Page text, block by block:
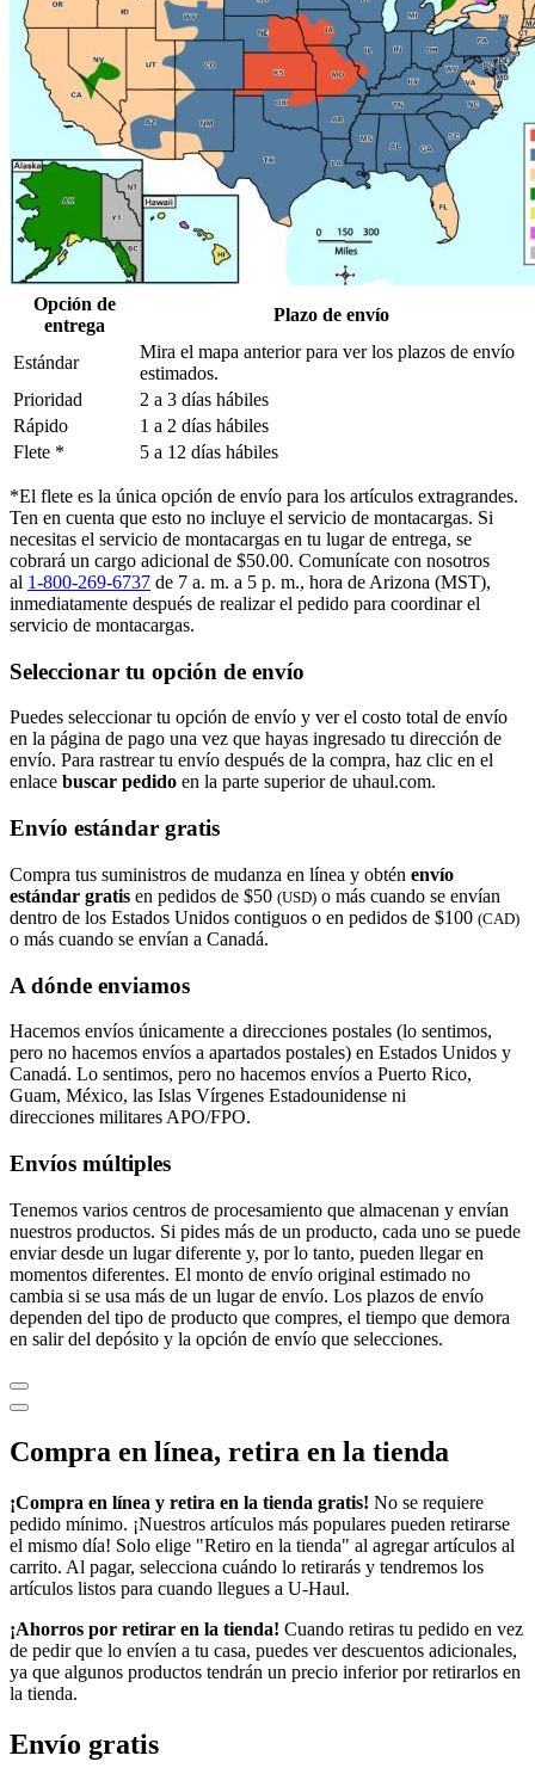
Opción de
entrega
Plazo de envío
Estándar
Mira el mapa anterior para ver los plazos de envío
estimados.
Prioridad
2 a 3 días hábiles
Rápido
1 a 2 días hábiles
Flete *
5 a 12 días hábiles
*El flete es la única opción de envío para los artículos extragrandes.
Ten en cuenta que esto no incluye el servicio de montacargas. Si
necesitas el servicio de montacargas en tu lugar de entrega, se
cobrará un cargo adicional de $50.00. Comunícate con nosotros
al 1-800-269-6737 de 7 a. m. a 5 p. m., hora de Arizona (MST),
inmediatamente después de realizar el pedido para coordinar el
servicio de montacargas.
Seleccionar tu opción de envío
Puedes seleccionar tu opción de envío y ver el costo total de envío
en la página de pago una vez que hayas ingresado tu dirección de
envío. Para rastrear tu envío después de la compra, haz clic en el
enlace buscar pedido​​​​​​​ en la parte superior de uhaul.com.
Envío estándar gratis
Compra tus suministros de mudanza en línea y obtén envío
estándar gratis en pedidos de $50 (USD) o más cuando se envían
dentro de los Estados Unidos contiguos o en pedidos de $100 (CAD)
o más cuando se envían a Canadá.
A dónde enviamos
Hacemos envíos únicamente a direcciones postales (lo sentimos,
pero no hacemos envíos a apartados postales) en Estados Unidos y
Canadá. Lo sentimos, pero no hacemos envíos a Puerto Rico,
Guam, México, las Islas Vírgenes Estadounidense ni
direcciones militares APO/FPO.
Envíos múltiples
Tenemos varios centros de procesamiento que almacenan y envían
nuestros productos. Si pides más de un producto, cada uno se puede
enviar desde un lugar diferente y, por lo tanto, pueden llegar en
momentos diferentes. El monto de envío original estimado no
cambia si se usa más de un lugar de envío. Los plazos de envío
dependen del tipo de producto que compres, el tiempo que demora
en salir del depósito y la opción de envío que selecciones.
Compra en línea, retira en la tienda
¡Compra en línea y retira en la tienda gratis! No se requiere
pedido mínimo. ¡Nuestros artículos más populares pueden retirarse
el mismo día! Solo elige "Retiro en la tienda" al agregar artículos al
carrito. Al pagar, selecciona cuándo lo retirarás y tendremos los
artículos listos para cuando llegues a U-Haul.
¡Ahorros por retirar en la tienda! Cuando retiras tu pedido en vez
de pedir que lo envíen a tu casa, puedes ver descuentos adicionales,
ya que algunos productos tendrán un precio inferior por retirarlos en
la tienda.
Envío gratis